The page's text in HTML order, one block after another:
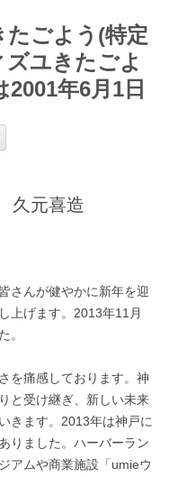
たごよう(特定
ユきたごよ
年6月1日
久元喜造
さんが健やかに新年を迎
上げます。2013年11月
。
を痛感しております。神
と受け継ぎ、新しい未来
きます。2013年は神戸に
りました。ハーバーラン
アムや商業施設「umieウ